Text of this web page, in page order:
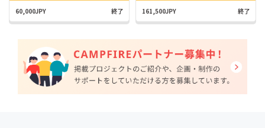
60,000JPY 終了 161,500JPY 終了